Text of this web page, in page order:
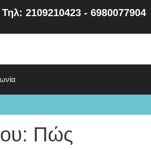
Τηλ: 2109210423 - 6980077904
Πώς